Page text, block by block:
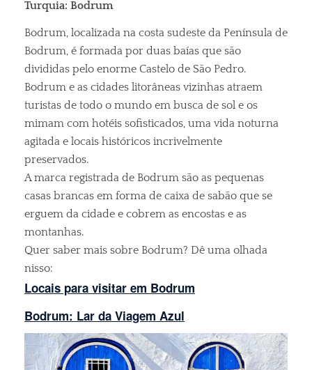
Turquia: Bodrum
Bodrum, localizada na costa sudeste da Península de
Bodrum, é formada por duas baías que são
divididas pelo enorme Castelo de São Pedro.
Bodrum e as cidades litorâneas vizinhas atraem
turistas de todo o mundo em busca de sol e os
mimam com hotéis sofisticados, uma vida noturna
agitada e locais históricos incrivelmente
preservados.
A marca registrada de Bodrum são as pequenas
casas brancas em forma de caixa de sabão que se
erguem da cidade e cobrem as encostas e as
montanhas.
Quer saber mais sobre Bodrum? Dê uma olhada
nisso:
Locais para visitar em Bodrum
Bodrum: Lar da Viagem Azul